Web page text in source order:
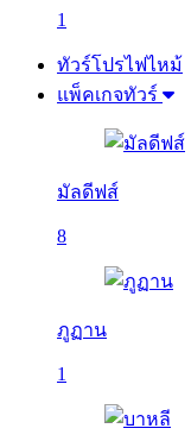
1
ทัวร์โปรไฟไหม้
แพ็คเกจทัวร์
มัลดีฟส์
8
ภูฏาน
1